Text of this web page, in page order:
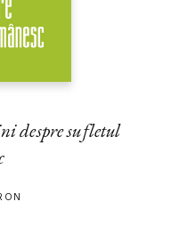
despre sufletul